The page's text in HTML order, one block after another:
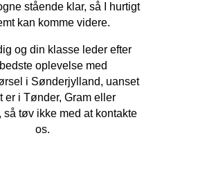
stående klar, så I hurtigt
kan komme videre.
og din klasse leder efter
oplevelse med
i Sønderjylland, uanset
er i Tønder, Gram eller
så tøv ikke med at kontakte
os.